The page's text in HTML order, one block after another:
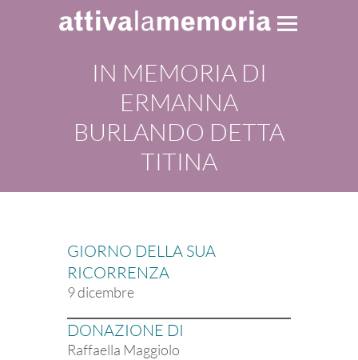
IN MEMORIA DI
ERMANNA
BURLANDO DETTA
TITINA
GIORNO DELLA SUA
RICORRENZA
9 dicembre
DONAZIONE DI
Raffaella Maggiolo